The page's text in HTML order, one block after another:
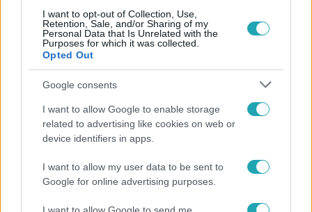
I want to opt-out of Collection, Use,
Retention, Sale, and/or Sharing of my
Personal Data that Is Unrelated with the
Purposes for which it was collected.
Opted Out
Google consents
I want to allow Google to enable storage
related to advertising like cookies on web or
device identifiers in apps.
I want to allow my user data to be sent to
Google for online advertising purposes.
Generációk együtt éneklik Bródy János legendás
slágerét – elkészült az új klip